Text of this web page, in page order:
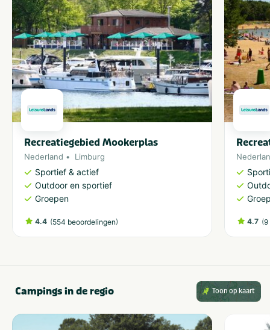
Recreatiegebied Mookerplas
Nederland Limburg
Sportief & actief
Outdoor en sportief
Groepen
4.4 (554 beoordelingen) 4.7 (9
Campings in de regio Toon op kaart